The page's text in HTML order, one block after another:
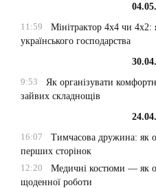
11:59
Мінітрактор 4х4 чи
українського господарства
9:53
Як організувати
зайвих складнощів
16:07
Тимчасова дружина: як
перших сторінок
12:20
Медичні костюми — як
щоденної роботи